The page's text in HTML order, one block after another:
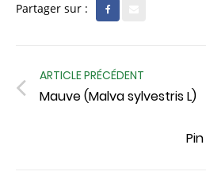
Partager sur :
ARTICLE PRÉCÉDENT
Mauve (Malva sylvestris L)